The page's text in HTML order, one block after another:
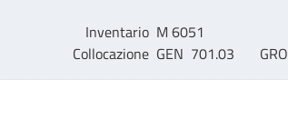
Inventario M 6051
Collocazione GEN  701.03       GRO